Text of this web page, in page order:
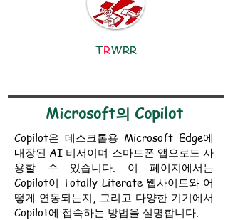
TRWRR
Microsoft의 Copilot
Copilot은 데스크톱용 Microsoft Edge에
내장된 AI 비서이며 스마트폰 앱으로도 사
용할 수 있습니다. 이 페이지에서는
Copilot이 Totally Literate 웹사이트와 어
떻게 연동되는지, 그리고 다양한 기기에서
Copilot에 접속하는 방법을 설명합니다.